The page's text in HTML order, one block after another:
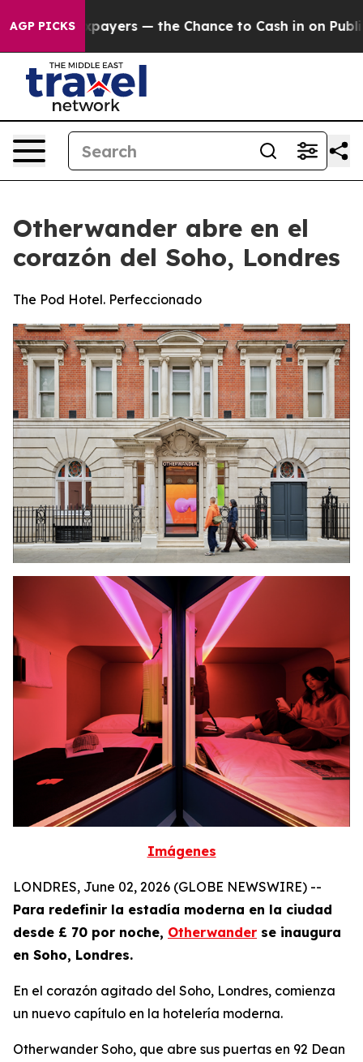
AGP PICKS — the Chance to Cash in on Publicly
Otherwander abre en el
corazón del Soho, Londres
The Pod Hotel. Perfeccionado
Imágenes
LONDRES, June 02, 2026 (GLOBE NEWSWIRE) --
Para redefinir la estadía moderna en la ciudad
desde £ 70 por noche, Otherwander se inaugura
en Soho, Londres.
En el corazón agitado del Soho, Londres, comienza
un nuevo capítulo en la hotelería moderna.
Otherwander Soho, que abre sus puertas en 92 Dean